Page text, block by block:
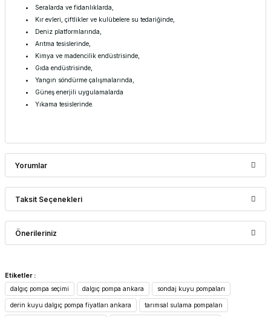
Seralarda ve fidanlıklarda,
Kır evleri, çiftlikler ve kulübelere su tedariğinde,
Deniz platformlarında,
Arıtma tesislerinde,
Kimya ve madencilik endüstrisinde,
Gıda endüstrisinde,
Yangın söndürme çalışmalarında,
Güneş enerjili uygulamalarda
Yıkama tesislerinde.
Yorumlar
Bu ürüne ilk yorumu siz yapın!
Taksit Seçenekleri
Önerileriniz
Bu ürünün fiyat bilgisi, resim, ürün açıklamalarında ve diğer
konularda yetersiz gördüğünüz noktaları öneri formunu
kullanarak tarafımıza iletebilirsiniz.
Görüş ve önerileriniz için teşekkür ederiz.
Etiketler :
dalgıç pompa seçimi
dalgıç pompa ankara sondaj kuyu pompaları
derin kuyu dalgıç pompa fiyatları ankara tarımsal sulama pompaları